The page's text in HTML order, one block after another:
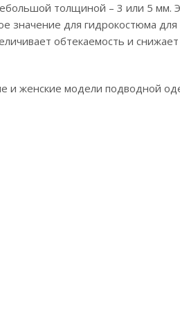
толщиной – 3 или 5 мм.
значение для гидрокостюма
обтекаемость и
и женские модели подводной